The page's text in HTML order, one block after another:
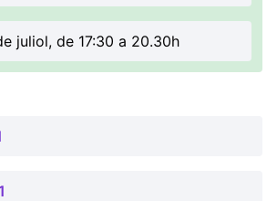
juliol, de 17:30 a 20.30h